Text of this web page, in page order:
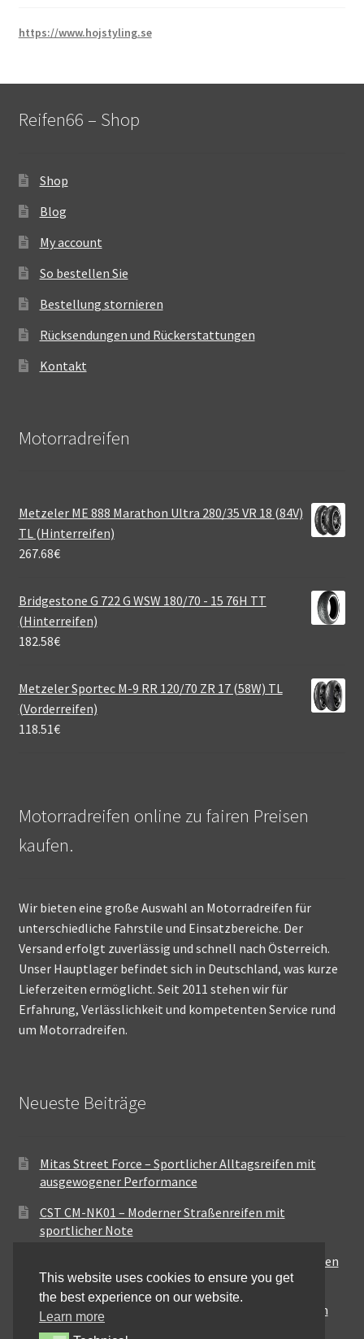
https://www.hojstyling.se
Reifen66 – Shop
Shop
Blog
My account
So bestellen Sie
Bestellung stornieren
Rücksendungen und Rückerstattungen
Kontakt
Motorradreifen
Metzeler ME 888 Marathon Ultra 280/35 VR 18 (84V)
TL (Hinterreifen)
267.68€
Bridgestone G 722 G WSW 180/70 - 15 76H TT
(Hinterreifen)
182.58€
Metzeler Sportec M-9 RR 120/70 ZR 17 (58W) TL
(Vorderreifen)
118.51€
Motorradreifen online zu fairen Preisen
kaufen.
Wir bieten eine große Auswahl an Motorradreifen für
unterschiedliche Fahrstile und Einsatzbereiche. Der
Versand erfolgt zuverlässig und schnell nach Österreich.
Unser Hauptlager befindet sich in Deutschland, was kurze
Lieferzeiten ermöglicht. Seit 2011 stehen wir für
Erfahrung, Verlässlichkeit und kompetenten Service rund
um Motorradreifen.
Neueste Beiträge
Mitas Street Force – Sportlicher Alltagsreifen mit
ausgewogener Performance
CST CM-NK01 – Moderner Straßenreifen mit
sportlicher Note
Maxxis MA-ST3 – Ausgewogener Sport-Touring-Reifen
für vielseitige Einsätze
Pirelli City Demon – Zuverlässigkeit für den urbanen
Alltag
This website uses cookies to ensure you get
the best experience on our website.
Learn more